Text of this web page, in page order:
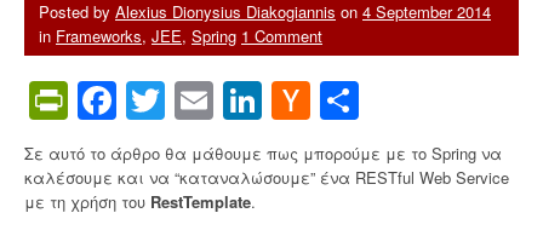
Posted by Alexius Dionysius Diakogiannis on 4 September 2014
in Frameworks, JEE, Spring 1 Comment
PrintFriendly
Facebook
Twitter
EmailLinkedIn
Hacker
News
Σε αυτό το άρθρο θα μάθουμε πως μπορούμε με το Spring να
καλέσουμε και να “καταναλώσουμε” ένα RESTful Web Service
με τη χρήση του RestTemplate.